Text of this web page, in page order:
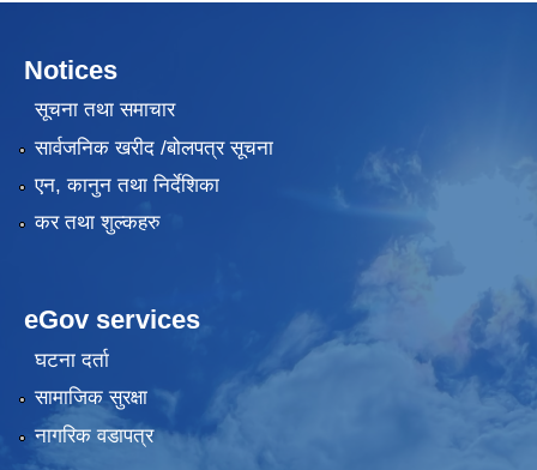
Notices
सूचना तथा समाचार
सार्वजनिक खरीद /बोलपत्र सूचना
एन, कानुन तथा निर्देशिका
कर तथा शुल्कहरु
eGov services
घटना दर्ता
सामाजिक सुरक्षा
नागरिक वडापत्र